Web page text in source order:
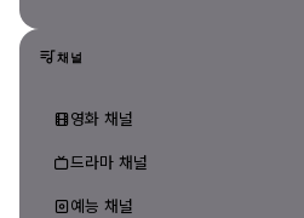
채널
영화 채널
드라마 채널
예능 채널